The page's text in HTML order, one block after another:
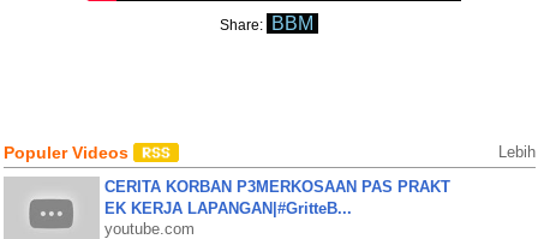
Share: BBM
Populer Videos Lebih
CERITA KORBAN P3MERKOSAAN PAS PRAKT
EK KERJA LAPANGAN|#GritteB...
youtube.com